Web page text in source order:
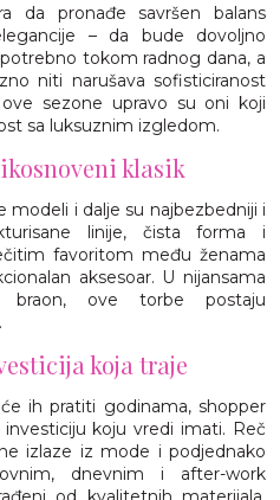
da pronađe savršen balans
– da bude dovoljno
tokom radnog dana, a
niti narušava sofisticiranost
sezone upravo su oni koji
sa luksuznim izgledom.
klasik
modeli i dalje su najbezbedniji i
linije, čista forma i
favoritom među ženama
aksesoar. U nijansama
ove torbe postaju
koja traje
ih pratiti godinama, shopper
koju vredi imati. Reč
izlaze iz mode i podjednako
dnevnim i after-work